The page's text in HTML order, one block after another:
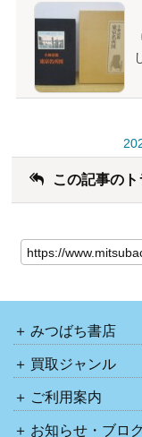
この記事の
みつばち書店
買取ジャンル
ご利用案内
お知らせ・ブロ